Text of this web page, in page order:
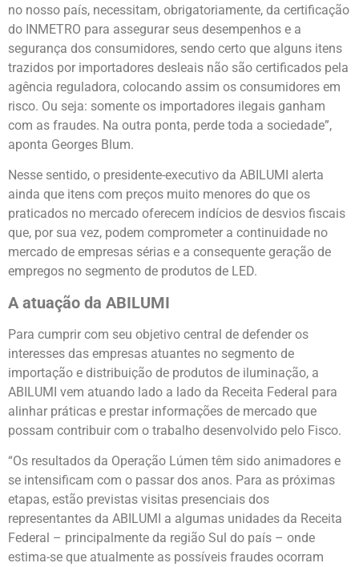
no nosso país, necessitam, obrigatoriamente, da certificação
do INMETRO para assegurar seus desempenhos e a
segurança dos consumidores, sendo certo que alguns itens
trazidos por importadores desleais não são certificados pela
agência reguladora, colocando assim os consumidores em
risco. Ou seja: somente os importadores ilegais ganham
com as fraudes. Na outra ponta, perde toda a sociedade”,
aponta Georges Blum.
Nesse sentido, o presidente-executivo da ABILUMI alerta
ainda que itens com preços muito menores do que os
praticados no mercado oferecem indícios de desvios fiscais
que, por sua vez, podem comprometer a continuidade no
mercado de empresas sérias e a consequente geração de
empregos no segmento de produtos de LED.
A atuação da ABILUMI
Para cumprir com seu objetivo central de defender os
interesses das empresas atuantes no segmento de
importação e distribuição de produtos de iluminação, a
ABILUMI vem atuando lado a lado da Receita Federal para
alinhar práticas e prestar informações de mercado que
possam contribuir com o trabalho desenvolvido pelo Fisco.
“Os resultados da Operação Lúmen têm sido animadores e
se intensificam com o passar dos anos. Para as próximas
etapas, estão previstas visitas presenciais dos
representantes da ABILUMI a algumas unidades da Receita
Federal – principalmente da região Sul do país – onde
estima-se que atualmente as possíveis fraudes ocorram